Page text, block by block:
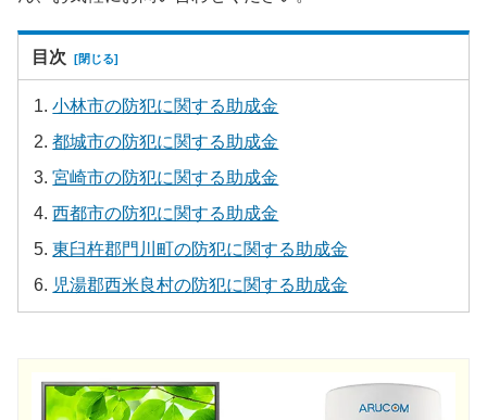
目次
小林市の防犯に関する助成金
都城市の防犯に関する助成金
宮崎市の防犯に関する助成金
西都市の防犯に関する助成金
東臼杵郡門川町の防犯に関する助成金
児湯郡西米良村の防犯に関する助成金